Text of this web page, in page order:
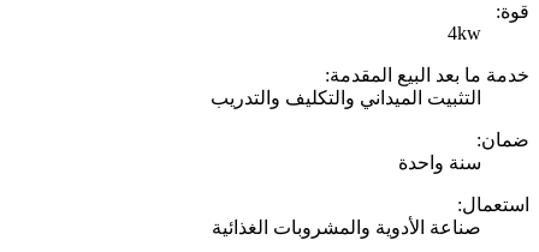
قوة:
4kw
خدمة ما بعد البيع المقدمة:
التثبيت الميداني والتكليف والتدريب
ضمان:
سنة واحدة
استعمال:
صناعة الأدوية والمشروبات الغذائية